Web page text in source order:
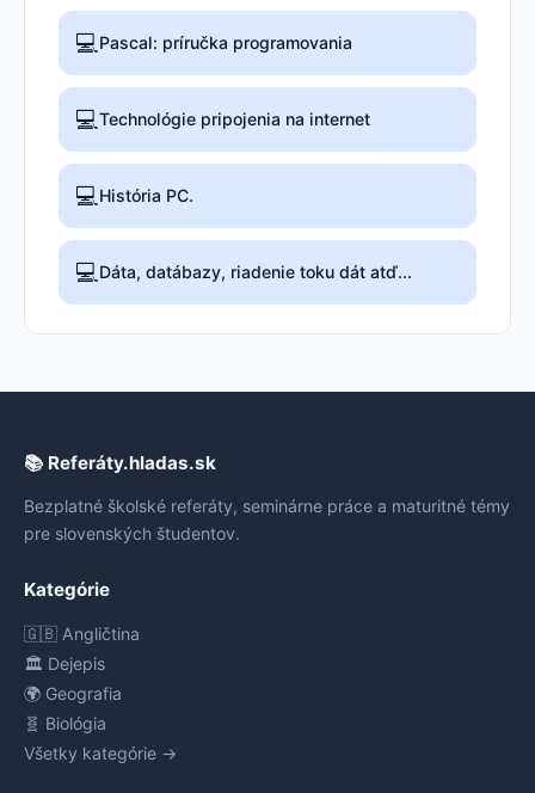
💻Pascal: príručka programovania
💻Technológie pripojenia na internet
💻História PC.
💻Dáta, datábazy, riadenie toku dát atď...
📚 Referáty.hladas.sk
Bezplatné školské referáty, seminárne práce a maturitné témy
pre slovenských študentov.
Kategórie
🇬🇧 Angličtina
🏛️ Dejepis
🌍 Geografia
🧬 Biológia
Všetky kategórie →